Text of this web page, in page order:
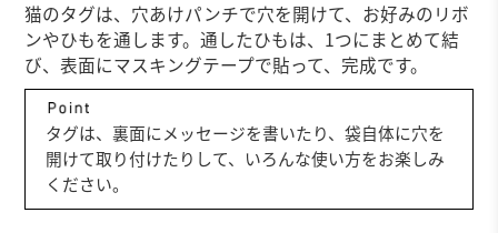
猫のタグは、穴あけパンチで穴を開けて、お好みのリボ
ンやひもを通します。通したひもは、1つにまとめて結
び、表面にマスキングテープで貼って、完成です。
タグは、裏面にメッセージを書いたり、袋自体に穴を
開けて取り付けたりして、いろんな使い方をお楽しみ
ください。